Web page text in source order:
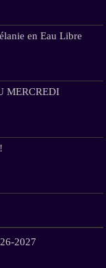
en Eau Libre
MERCREDI
2027